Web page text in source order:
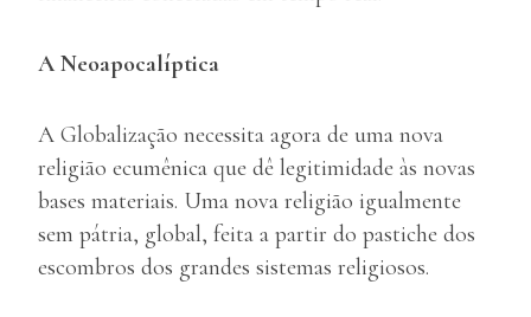
A Neoapocalíptica
A Globalização necessita agora de uma nova
religião ecumênica que dê legitimidade às novas
bases materiais. Uma nova religião igualmente
sem pátria, global, feita a partir do pastiche dos
escombros dos grandes sistemas religiosos.